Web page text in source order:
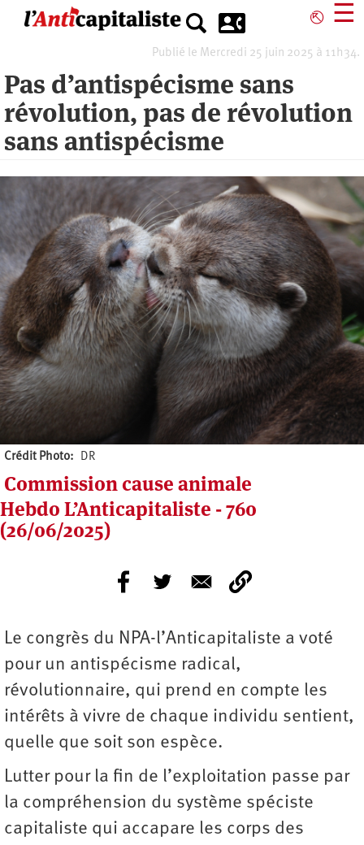
⎋ ☰
Publié le Mercredi 25 juin 2025 à 11h34.
Pas d’antispécisme sans
révolution, pas de révolution
sans antispécisme
Crédit Photo DR
Commission cause animale
Hebdo L’Anticapitaliste - 760
(26/06/2025)
Le congrès du NPA-l’Anticapitaliste a voté
pour un antispécisme radical,
révolutionnaire, qui prend en compte les
intérêts à vivre de chaque individu sentient,
quelle que soit son espèce.
Lutter pour la fin de l’exploitation passe par
la compréhension du système spéciste
capitaliste qui accapare les corps des